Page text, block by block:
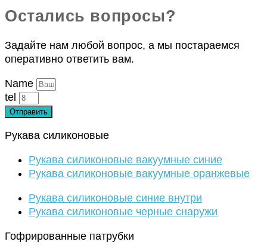
Остались вопросы?
Задайте нам любой вопрос, а мы постараемся
оперативно ответить вам.
Name
tel
Отправить
Рукава силиконовые
Рукава силиконовые вакуумные синие
Рукава силиконовые вакуумные оранжевые
Рукава силиконовые синие внутри
Рукава силиконовые черные снаружи
Гофрированные патрубки